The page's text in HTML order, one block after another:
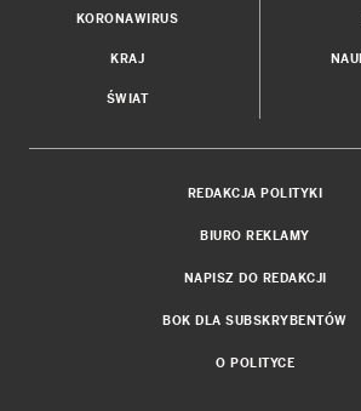
KORONAWIRUS
KRAJ
ŚWIAT
REDAKCJA POLITYKI
BIURO REKLAMY
NAPISZ DO REDAKCJI
BOK DLA SUBSKRYBENTÓW
O POLITYCE